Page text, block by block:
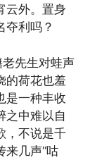
云外。置身
夺利吗？
老先生对蛙声
的荷花也羞
是一种丰收
之中难以自
，不说是千
来几声“咕